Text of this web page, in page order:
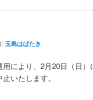
:玉島はばたき
適用により、2月
いたします。